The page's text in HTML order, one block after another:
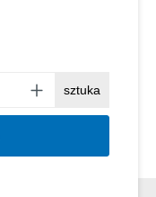
sztuka